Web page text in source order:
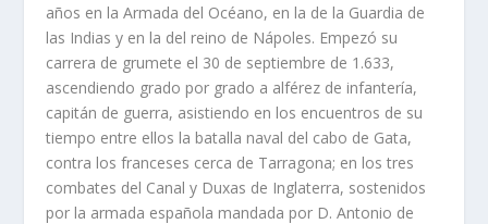
años en la Armada del Océano, en la de la Guardia de
las Indias y en la del reino de Nápoles. Empezó su
carrera de grumete el 30 de septiembre de 1.633,
ascendiendo grado por grado a alférez de infantería,
capitán de guerra, asistiendo en los encuentros de su
tiempo entre ellos la batalla naval del cabo de Gata,
contra los franceses cerca de Tarragona; en los tres
combates del Canal y Duxas de Inglaterra, sostenidos
por la armada española mandada por D. Antonio de